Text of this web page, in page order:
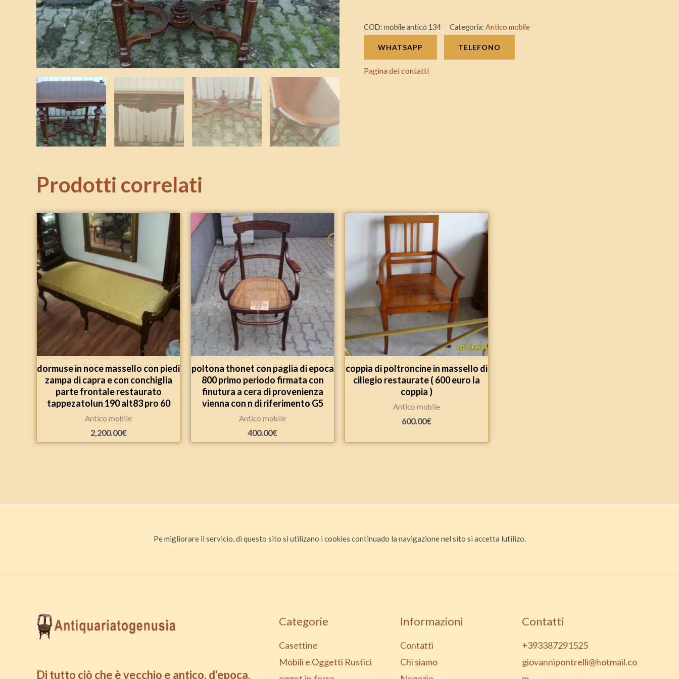
COD: mobile antico 134 Categoria: Antico mobile
WHATSAPP TELEFONO
Pagina dei contatti
Prodotti correlati
dormuse in noce massello con piedi
zampa di capra e con conchiglia
parte frontale restaurato
tappezatolun 190 alt83 pro 60
Antico mobile
2,200.00€
poltona thonet con paglia di epoca
800 primo periodo firmata con
finutura a cera di provenienza
vienna con n di riferimento G5
Antico mobile
400.00€
coppia di poltroncine in massello di
ciliegio restaurate ( 600 euro la
coppia )
Antico mobile
600.00€
Pe migliorare il servicio, di questo sito si utilizano i cookies continuado la navigazione nel sito si accetta lutilizo.
Di tutto ciò che è vecchio e antico, d'epoca.
Categorie
Casettine
Mobili e Oggetti Rustici
Informazioni
Contatti
Chi siamo
Contatti
+393387291525
giovannipontrelli@hotmail.co